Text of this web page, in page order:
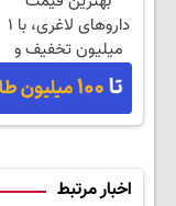
داروهای لاغری، با ۱
میلیون تخفیف و
ارسال از داروخانه‌
اخبار مرتبط